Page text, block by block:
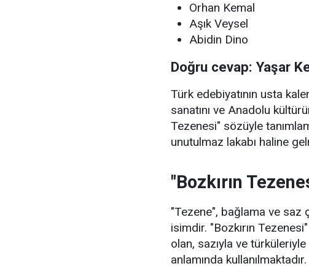
Orhan Kemal
Aşık Veysel
Abidin Dino
Doğru cevap: Yaşar
Türk edebiyatının usta
sanatını ve Anadolu
Tezenesi" sözüyle
unutulmaz lakabı haline
"Bozkırın
"Tezene", bağlama ve saz
isimdir. "Bozkırın
olan, sazıyla ve
anlamında kullanılmaktadır.